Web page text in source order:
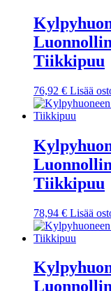
Tiikkipuu
76,92 € Lisää
Tiikkipuu
78,94 € Lisää